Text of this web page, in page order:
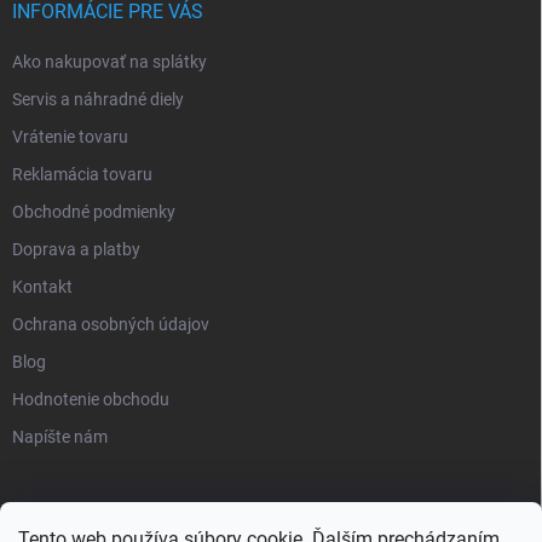
INFORMÁCIE PRE VÁS
Ako nakupovať na splátky
Servis a náhradné diely
Vrátenie tovaru
Reklamácia tovaru
Obchodné podmienky
Doprava a platby
Kontakt
Ochrana osobných údajov
Blog
Hodnotenie obchodu
Napíšte nám